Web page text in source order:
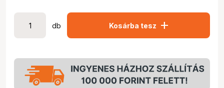
db Kosárba tesz add